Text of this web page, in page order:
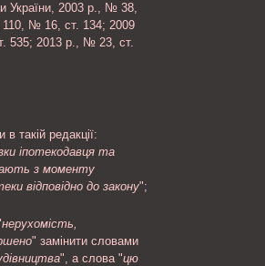
України, 2003 р., № 38,
№ 16, ст. 134; 2009
535; 2013 р., № 23, ст.
такій редакції:
іпотекодавця та
з моменту
відповідно до закону";
нерухомість,
" замінити словами
", а слова "цю